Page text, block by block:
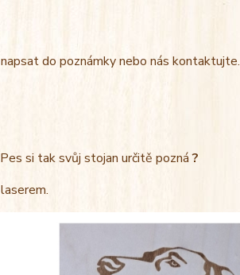
do poznámky nebo nás kontaktujte.
si tak svůj stojan určitě pozná?